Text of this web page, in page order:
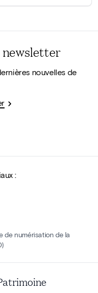
newsletter
nouvelles de
:
de numérisation de la